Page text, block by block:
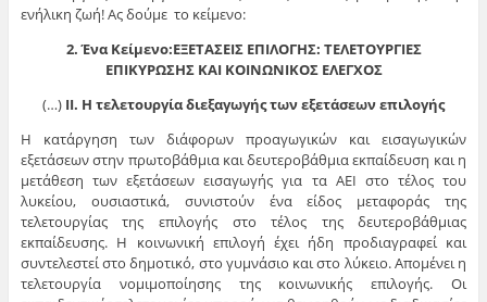
ενήλικη ζωή! Ας δούμε το κείμενο:
2. Ένα Κείμενο:ΕΞΕΤΑΣΕΙΣ ΕΠΙΛΟΓΗΣ: ΤΕΛΕΤΟΥΡΓΙΕΣ
ΕΠΙΚΥΡΩΣΗΣ ΚΑΙ ΚΟΙΝΩΝΙΚΟΣ ΕΛΕΓΧΟΣ
(…) ΙΙ. Η τελετουργία διεξαγωγής των εξετάσεων επιλογής
Η κατάργηση των διάφορων πρoαγωγικών και εισαγωγικών
εξετάσεων στην πρωτοβάθμια και δευτεροβάθμια εκπαίδευση και η
μετάθεση των εξετάσεων εισαγωγής για τα ΑΕΙ στο τέλος του
λυκείου, ουσιαστικά, συνιστούν ένα είδος μεταφοράς της
τελετουργίας της επιλογής στο τέλος της δευτεροβάθμιας
εκπαίδευσης. Η κοινωνική επιλογή έχει ήδη προδιαγραφεί και
συντελεστεί στο δημοτικό, στο γυμνάσιο και στο λύκειο. Απομένει η
τελετουργία νομιμοποίησης της κοινωνικής επιλογής. Οι